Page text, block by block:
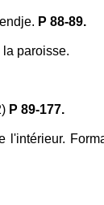
P 88-89.
paroisse.
P 89-177.
l'intérieur.